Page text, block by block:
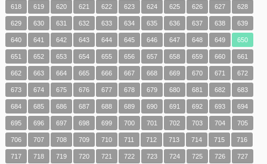
618 619 620 621 622 623 624 625 626 627 628
629 630 631 632 633 634 635 636 637 638 639
640 641 642 643 644 645 646 647 648 649 650
651 652 653 654 655 656 657 658 659 660 661
662 663 664 665 666 667 668 669 670 671 672
673 674 675 676 677 678 679 680 681 682 683
684 685 686 687 688 689 690 691 692 693 694
695 696 697 698 699 700 701 702 703 704 705
706 707 708 709 710 711 712 713 714 715 716
717 718 719 720 721 722 723 724 725 726 727